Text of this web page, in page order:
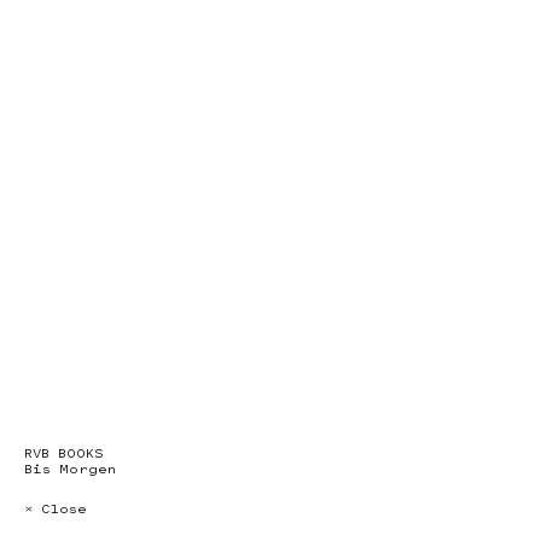
RVB BOOKS
Bis Morgen
× Close